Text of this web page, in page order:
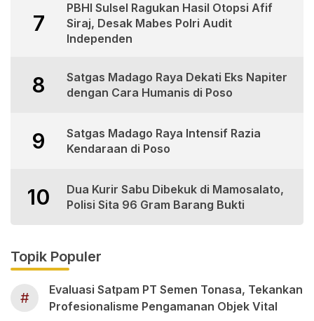
7
PBHI Sulsel Ragukan Hasil Otopsi Afif
Siraj, Desak Mabes Polri Audit
Independen
8
Satgas Madago Raya Dekati Eks Napiter
dengan Cara Humanis di Poso
9
Satgas Madago Raya Intensif Razia
Kendaraan di Poso
10
Dua Kurir Sabu Dibekuk di Mamosalato,
Polisi Sita 96 Gram Barang Bukti
Topik Populer
#
Evaluasi Satpam PT Semen Tonasa, Tekankan
Profesionalisme Pengamanan Objek Vital